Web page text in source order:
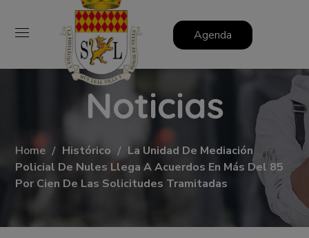
Agenda
Noticias
Home Histórico
La Unidad De Mediación
Policial De Nules Llega A Acuerdos En Más Del 85
Por Cien De Las Solicitudes Tramitadas